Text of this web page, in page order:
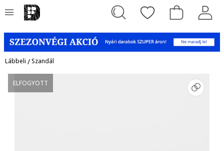
Lábbeli /Szandál
ELFOGYOTT